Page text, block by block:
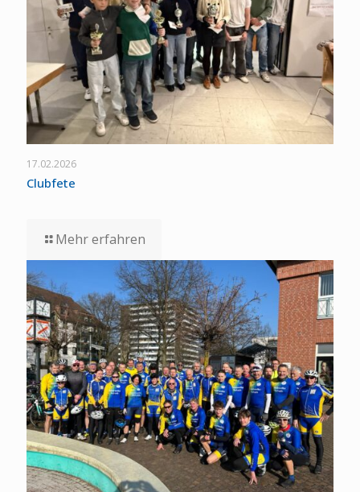
17.02.2026
Clubfete
Mehr erfahren